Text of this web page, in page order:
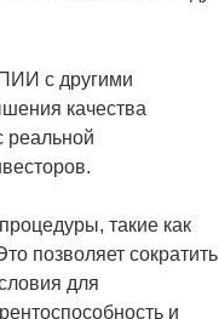
ПИИ с другими
качества
реальной
такие как
позволяет сократить
для
и